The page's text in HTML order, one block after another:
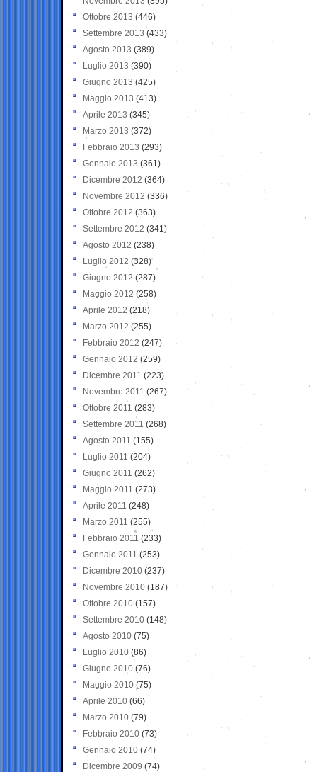
Ottobre 2013 (446)
Settembre 2013 (433)
Agosto 2013 (389)
Luglio 2013 (390)
Giugno 2013 (425)
Maggio 2013 (413)
Aprile 2013 (345)
Marzo 2013 (372)
Febbraio 2013 (293)
Gennaio 2013 (361)
Dicembre 2012 (364)
Novembre 2012 (336)
Ottobre 2012 (363)
Settembre 2012 (341)
Agosto 2012 (238)
Luglio 2012 (328)
Giugno 2012 (287)
Maggio 2012 (258)
Aprile 2012 (218)
Marzo 2012 (255)
Febbraio 2012 (247)
Gennaio 2012 (259)
Dicembre 2011 (223)
Novembre 2011 (267)
Ottobre 2011 (283)
Settembre 2011 (268)
Agosto 2011 (155)
Luglio 2011 (204)
Giugno 2011 (262)
Maggio 2011 (273)
Aprile 2011 (248)
Marzo 2011 (255)
Febbraio 2011 (233)
Gennaio 2011 (253)
Dicembre 2010 (237)
Novembre 2010 (187)
Ottobre 2010 (157)
Settembre 2010 (148)
Agosto 2010 (75)
Luglio 2010 (86)
Giugno 2010 (76)
Maggio 2010 (75)
Aprile 2010 (66)
Marzo 2010 (79)
Febbraio 2010 (73)
Gennaio 2010 (74)
Dicembre 2009 (74)